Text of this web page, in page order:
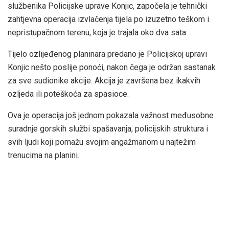
službenika Policijske uprave Konjic, započela je tehnički
zahtjevna operacija izvlačenja tijela po izuzetno teškom i
nepristupačnom terenu, koja je trajala oko dva sata.
Tijelo ozlijeđenog planinara predano je Policijskoj upravi
Konjic nešto poslije ponoći, nakon čega je održan sastanak
za sve sudionike akcije. Akcija je završena bez ikakvih
ozljeda ili poteškoća za spasioce.
Ova je operacija još jednom pokazala važnost međusobne
suradnje gorskih službi spašavanja, policijskih struktura i
svih ljudi koji pomažu svojim angažmanom u najtežim
trenucima na planini.